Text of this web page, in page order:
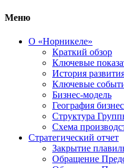
Меню
О «Норникеле»
Краткий обзор
Ключевые
История
Ключевые
Бизнес-модель
География
Структура
Схема
Стратегический отчет
Закрытие
Обращение